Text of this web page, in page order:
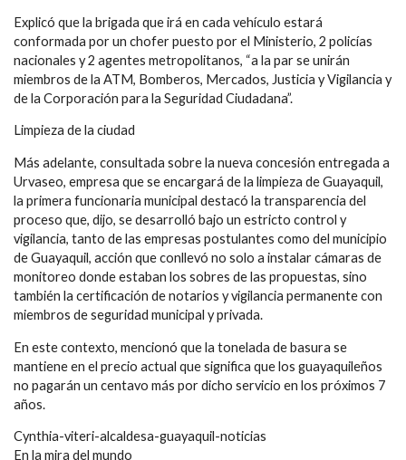
Explicó que la brigada que irá en cada vehículo estará
conformada por un chofer puesto por el Ministerio, 2 policías
nacionales y 2 agentes metropolitanos, “a la par se unirán
miembros de la ATM, Bomberos, Mercados, Justicia y Vigilancia y
de la Corporación para la Seguridad Ciudadana”.
Limpieza de la ciudad
Más adelante, consultada sobre la nueva concesión entregada a
Urvaseo, empresa que se encargará de la limpieza de Guayaquil,
la primera funcionaria municipal destacó la transparencia del
proceso que, dijo, se desarrolló bajo un estricto control y
vigilancia, tanto de las empresas postulantes como del municipio
de Guayaquil, acción que conllevó no solo a instalar cámaras de
monitoreo donde estaban los sobres de las propuestas, sino
también la certificación de notarios y vigilancia permanente con
miembros de seguridad municipal y privada.
En este contexto, mencionó que la tonelada de basura se
mantiene en el precio actual que significa que los guayaquileños
no pagarán un centavo más por dicho servicio en los próximos 7
años.
Cynthia-viteri-alcaldesa-guayaquil-noticias
En la mira del mundo